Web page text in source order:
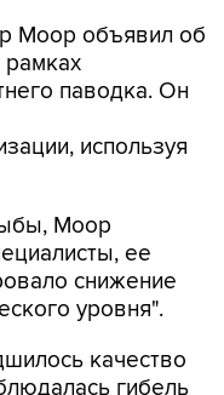
Моор объявил об
паводка. Он
используя
Моор
ее
снижение
уровня".
качество
гибель